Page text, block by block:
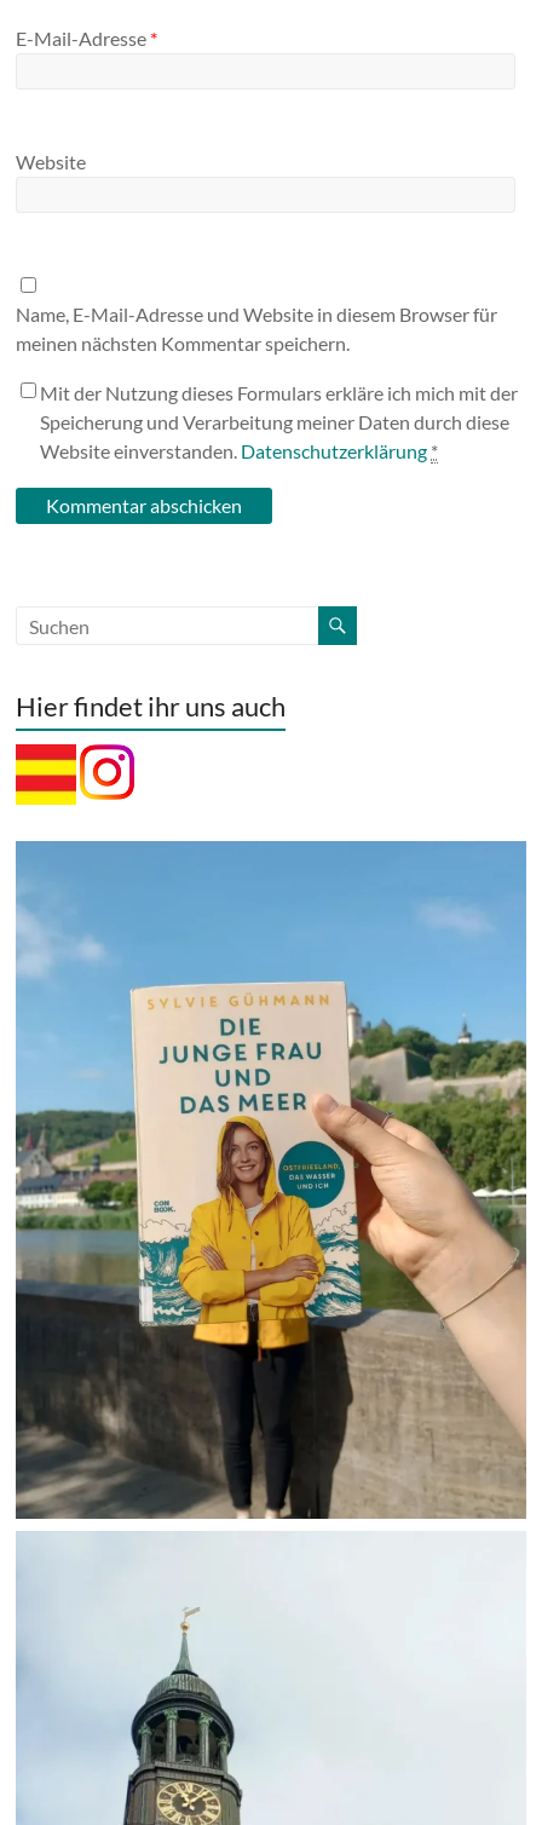
E-Mail-Adresse *
Website
Name, E-Mail-Adresse und Website in diesem Browser für
meinen nächsten Kommentar speichern.
Mit der Nutzung dieses Formulars erkläre ich mich mit der
Speicherung und Verarbeitung meiner Daten durch diese
Website einverstanden. Datenschutzerklärung *
Hier findet ihr uns auch